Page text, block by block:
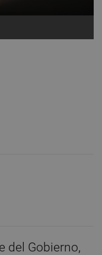
del Gobierno,